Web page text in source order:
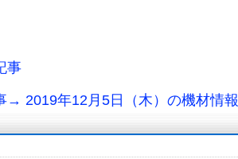
事
→ 2019年12月5日（木）の機材情報